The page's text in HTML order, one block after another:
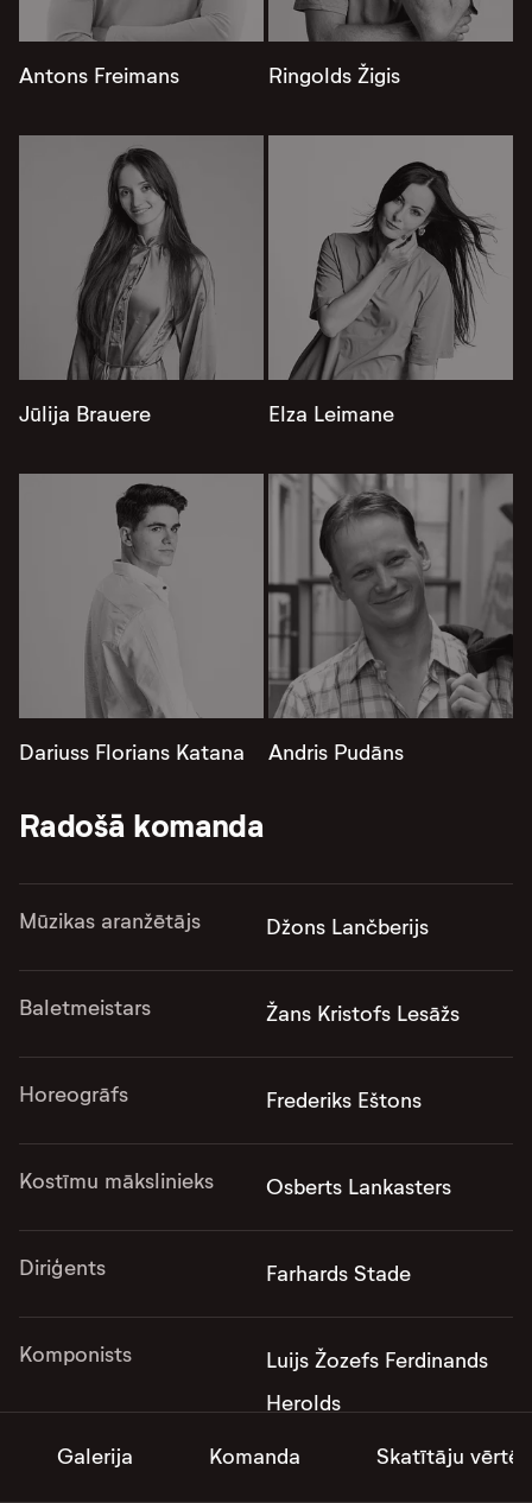
Galerija Komanda Skatītāju
Antons Freimans Ringolds Žigis
Jūlija Brauere Elza Leimane
Dariuss Florians Katana Andris Pudāns
Radošā komanda
Mūzikas aranžētājs Džons Lančberijs
Baletmeistars Žans Kristofs Lesāžs
Horeogrāfs Frederiks Eštons
Kostīmu mākslinieks Osberts Lankasters
Diriģents Farhards Stade
Komponists
Luijs Žozefs Ferdinands
Herolds